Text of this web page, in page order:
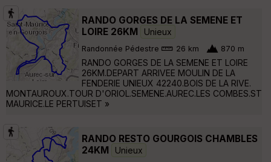
RANDO GORGES DE LA SEMENE ET
LOIRE 26KM
Unieux
Randonnée Pédestre 26 km 870 m
RANDO GORGES DE LA SEMENE ET LOIRE
26KM.DEPART ARRIVEE MOULIN DE LA
FENDERIE UNIEUX 42240.BOIS DE LA RIVE.
MONTAUROUX.TOUR D'ORIOL.SEMENE.AUREC.LES COMBES.ST
MAURICE.LE PERTUISET »
RANDO RESTO GOURGOIS CHAMBLES
24KM
Unieux